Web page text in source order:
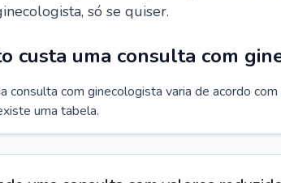
só se quiser.
custa uma consulta com
consulta com ginecologista varia de acordo
uma tabela.